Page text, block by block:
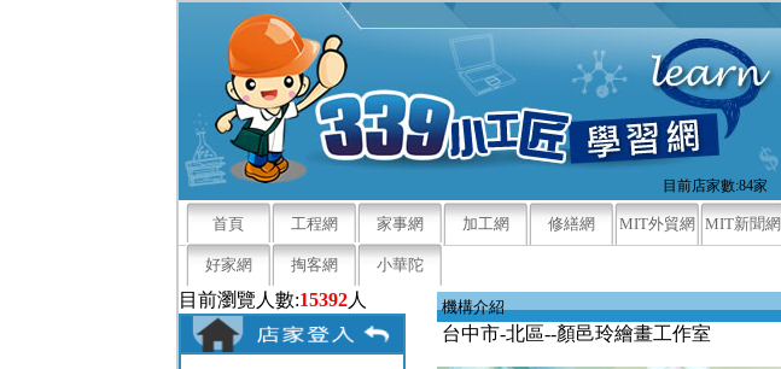
目前店家數:84家
首頁 工程網 家事網 加工網 修繕網 MIT外貿網 MIT新聞網
好家網 掏客網 小華陀
目前瀏覽人數:15392人 機構介紹
台中市-北區--顏邑玲繪畫工作室